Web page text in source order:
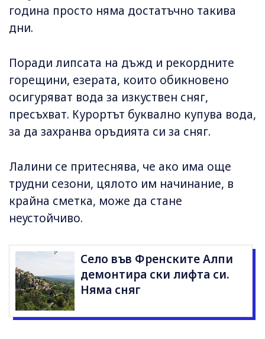
година просто няма достатъчно такива
дни.
Поради липсата на дъжд и рекордните
горещини, езерата, които обикновено
осигуряват вода за изкуствен сняг,
пресъхват. Курортът буквално купува вода,
за да захранва оръдията си за сняг.
Лалини се притеснява, че ако има още
трудни сезони, цялото им начинание, в
крайна сметка, може да стане
неустойчиво.
Село във Френските Алпи
демонтира ски лифта си.
Няма сняг